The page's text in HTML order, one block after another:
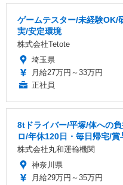
ゲームテスター/未経験OK/
実/安定環境
株式会社Tetote
埼玉県
月給27万円～33万円
正社員
8tドライバー/平塚/体への
ロ/年休120日・毎日帰宅/
株式会社丸和運輸機関
神奈川県
月給29万円～35万円